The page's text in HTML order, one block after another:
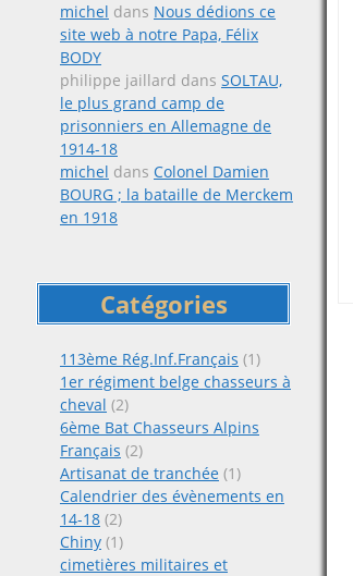
michel dans Nous dédions ce
site web à notre Papa, Félix
BODY
philippe jaillard dans SOLTAU,
le plus grand camp de
prisonniers en Allemagne de
1914-18
michel dans Colonel Damien
BOURG ; la bataille de Merckem
en 1918
Catégories
113ème Rég.Inf.Français (1)
1er régiment belge chasseurs à
cheval (2)
6ème Bat Chasseurs Alpins
Français (2)
Artisanat de tranchée (1)
Calendrier des évènements en
14-18 (2)
Chiny (1)
cimetières militaires et